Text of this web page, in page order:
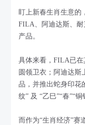
盯上新春生肖生意的
FILA、阿迪达斯、
产品。
具体来看，FILA已
圆领卫衣；阿迪达
品，并推出蛇身印花
纹” 及 “乙巳”“春”“
而作为“生肖经济”赛